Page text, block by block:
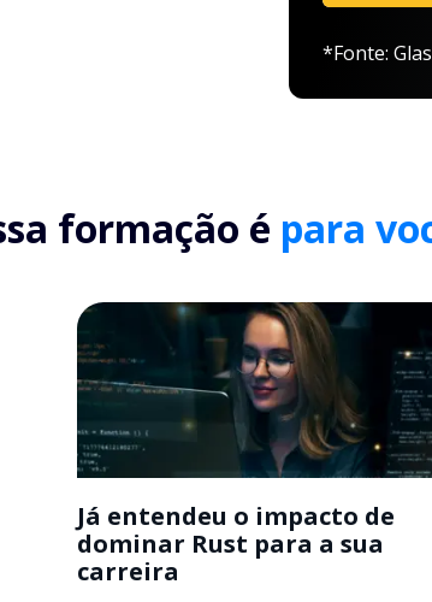
*Fonte:
formação é para
Já entendeu o impacto de
dominar Rust para a sua
carreira